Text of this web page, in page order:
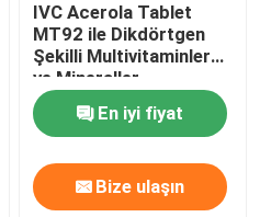
IVC Acerola Tablet
MT92 ile Dikdörtgen
Şekilli Multivitaminler
ve Mineraller
En iyi fiyat
Bize ulaşın